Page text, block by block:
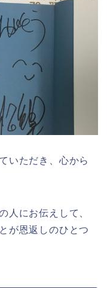
いただき、心から
人にお伝えして、
が恩返しのひとつ